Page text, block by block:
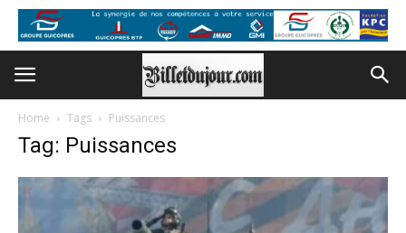
Home Tags Puissances
Tag: Puissances